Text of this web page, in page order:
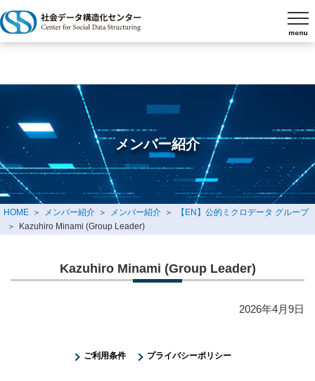
メンバー紹介
HOME メンバー紹介 メンバー紹介
【EN】公的ミクロデータ グループ
Kazuhiro Minami (Group Leader)
Kazuhiro Minami (Group Leader)
2026年4月9日
ご利用条件 プライバシーポリシー